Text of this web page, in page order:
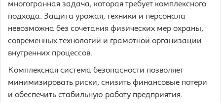
многогранная задача, которая требует комплексного
подхода. Защита урожая, техники и персонала
невозможна без сочетания физических мер охраны,
современных технологий и грамотной организации
внутренних процессов.
Комплексная система безопасности позволяет
минимизировать риски, снизить финансовые потери
и обеспечить стабильную работу предприятия.